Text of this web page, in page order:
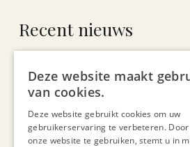
Recent nieuws
KUNST &
keer op
Maastricht
Deze website maakt
van cookies.
Deze website gebruikt cookies om uw
gebruikerservaring te verbeteren. Door
onze website te gebruiken, stemt u in